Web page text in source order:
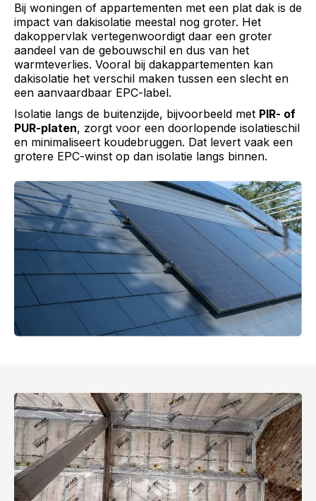
Bij woningen of appartementen met een plat dak is de
impact van dakisolatie meestal nog groter. Het
dakoppervlak vertegenwoordigt daar een groter
aandeel van de gebouwschil en dus van het
warmteverlies. Vooral bij dakappartementen kan
dakisolatie het verschil maken tussen een slecht en
een aanvaardbaar EPC-label.
Isolatie langs de buitenzijde, bijvoorbeeld met PIR- of
PUR-platen, zorgt voor een doorlopende isolatieschil
en minimaliseert koudebruggen. Dat levert vaak een
grotere EPC-winst op dan isolatie langs binnen.